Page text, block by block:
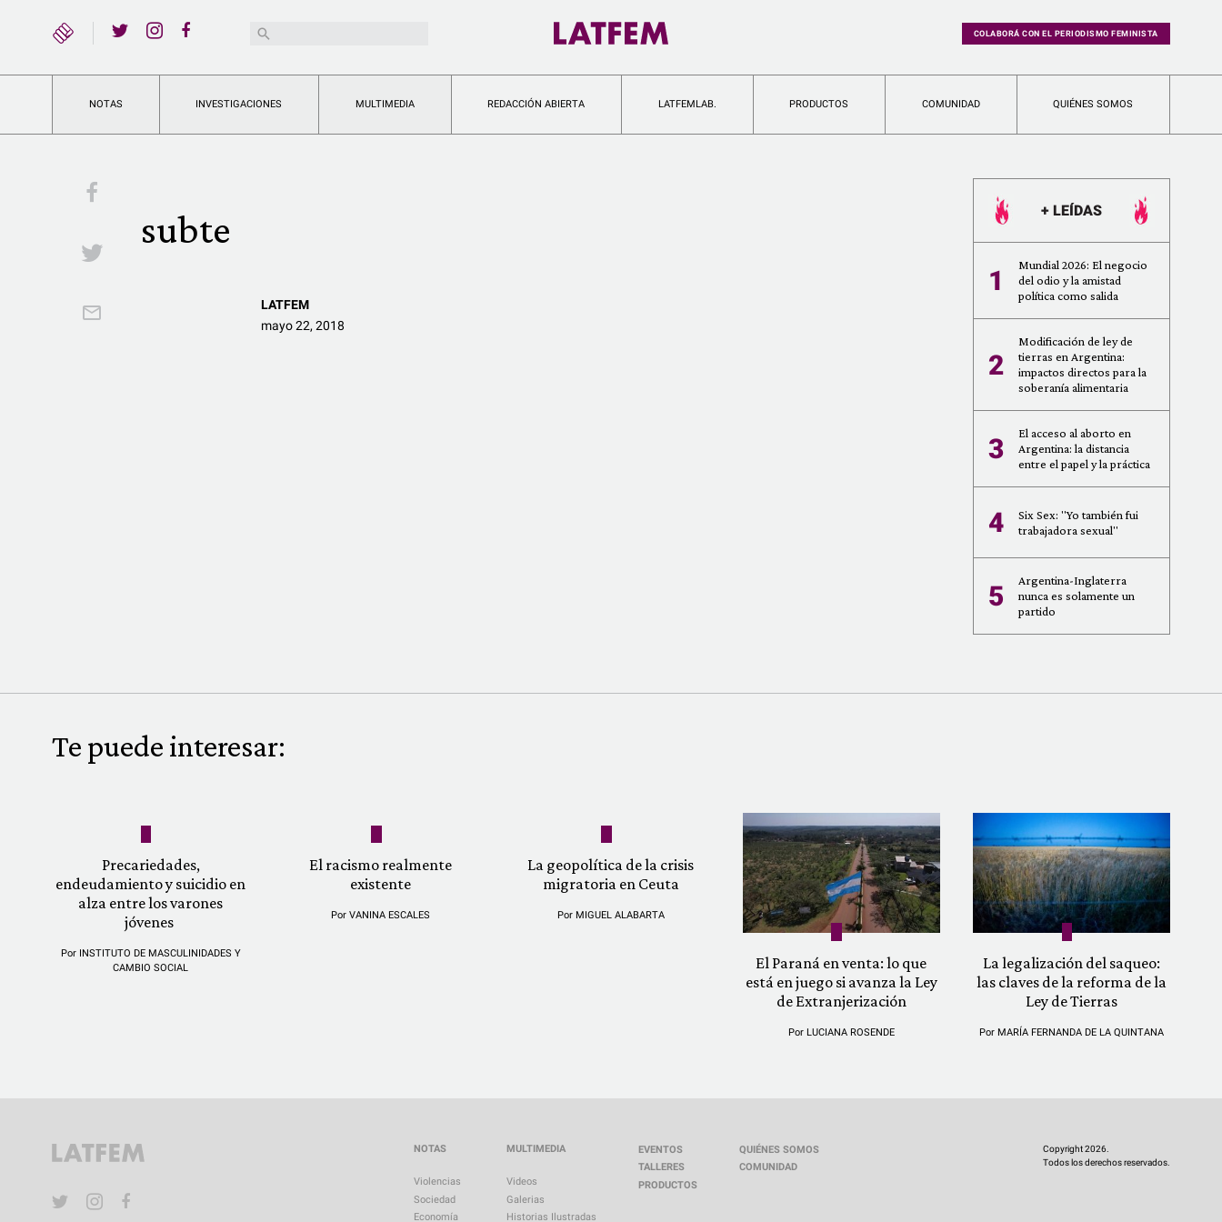
YouTubeBuscar: COLABORÁ CON EL PERIODISMO FEMINISTA
NOTAS INVESTIGACIONES MULTIMEDIA REDACCIÓN ABIERTA LATFEMLAB. PRODUCTOS COMUNIDAD QUIÉNES SOMOS
subte
LATFEM
mayo 22, 2018
+ LEÍDAS
1
Mundial 2026: El negocio
del odio y la amistad
política como salida
2
Modificación de ley de
tierras en Argentina:
impactos directos para la
soberanía alimentaria
3
El acceso al aborto en
Argentina: la distancia
entre el papel y la práctica
4
Six Sex: "Yo también fui
trabajadora sexual"
5
Argentina-Inglaterra
nunca es solamente un
partido
Te puede interesar:
Precariedades,
endeudamiento y suicidio en
alza entre los varones
jóvenes
Por INSTITUTO DE MASCULINIDADES Y
CAMBIO SOCIAL
El racismo realmente
existente
PorVANINA ESCALES
La geopolítica de la crisis
migratoria en Ceuta
Por MIGUEL ALABARTA
El Paraná en venta: lo que
está en juego si avanza la Ley
de Extranjerización
Por LUCIANA ROSENDE
La legalización del saqueo:
las claves de la reforma de la
Ley de Tierras
Por MARÍA FERNANDA DE LA QUINTANA
NOTAS
Violencias
Sociedad
Economía
MULTIMEDIA
Videos
Galerias
Historias Ilustradas
EVENTOS
TALLERES
PRODUCTOS
QUIÉNES SOMOS
COMUNIDAD
Copyright 2026.
Todos los derechos reservados.